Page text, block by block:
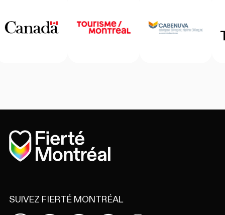
Accueil
SUIVEZ FIERTÉ MONTRÉAL